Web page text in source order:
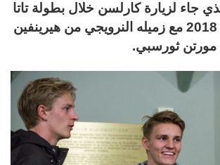
جاء لزيارة كارلسن خلال بطولة تاتا
ستيل للشطرنج 2018 مع زميله النرويجي من هيرينفين
ثورسبي.